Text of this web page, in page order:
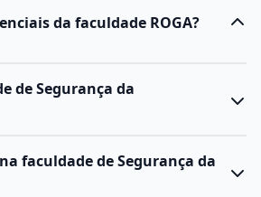
da faculdade ROGA?
de Segurança da
da Informaçãoforma
de proteger sistemas, redes e
faculdade de Segurança da